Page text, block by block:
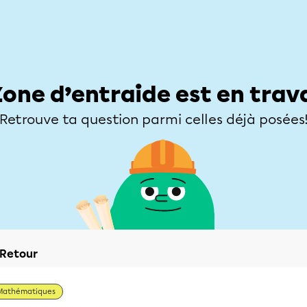
d’entraide est en
Retrouve ta question parmi celles déjà
Retour